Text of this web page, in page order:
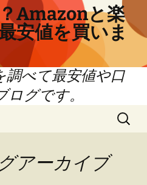
Amazonと楽
安値を買いま
調べて最安値や口
グです。
検
索:
アーカイブ